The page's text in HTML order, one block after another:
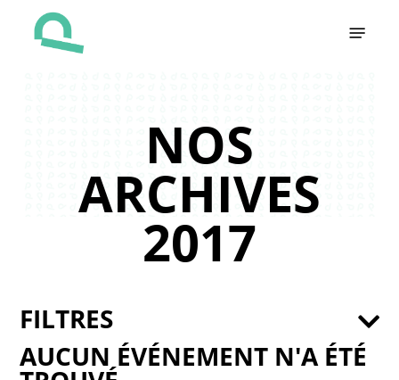
NOS
ARCHIVES
2017
AUCUN ÉVÉNEMENT N'A ÉTÉ
FILTRES